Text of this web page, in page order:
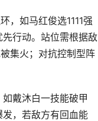
，如马红俊选1111强
行动。站位需根据敌
集火；对抗控制型阵
戴沐白一技能破甲
，若敌方有回血能